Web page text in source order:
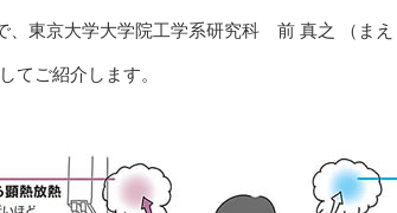
東京大学大学院工学系研究科 前 真之 （まえ
てご紹介します。